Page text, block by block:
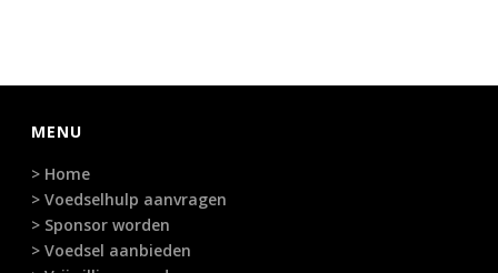
MENU
> Home
> Voedselhulp aanvragen
> Sponsor worden
> Voedsel aanbieden